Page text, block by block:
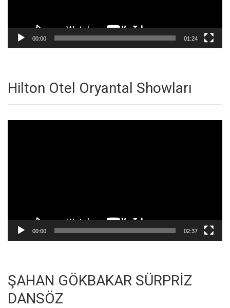
00:00 01:24
Hilton Otel Oryantal Showları
00:00 02:37
ŞAHAN GÖKBAKAR SÜRPRİZ
DANSÖZ